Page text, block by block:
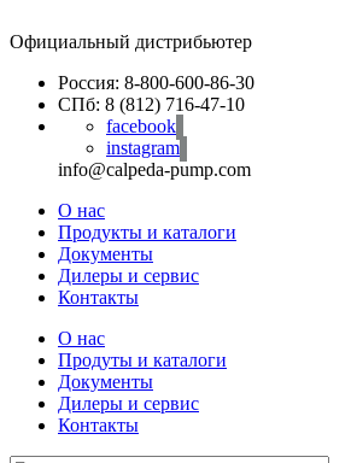
Официальный дистрибьютер
Россия: 8-800-600-86-30
СПб: 8 (812) 716-47-10
facebook
instagram
info@calpeda-pump.com
О нас
Продукты и каталоги
Документы
Дилеры и сервис
Контакты
О нас
Продуты и каталоги
Документы
Дилеры и сервис
Контакты